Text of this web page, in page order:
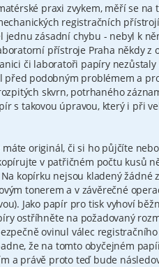
praxi zvykem, měří se
registračních
jednu zásadní chybu - nebyl k
přístroje Praha někdy
či laboratoři papíry
před podobným problémem a
skvrn, potrhaného
s takovou úpravou, který i při
máte originál, či si ho půjčíte
v patřičném počtu kusů
kopírku nejsou kladený
tonerem a v závěrečné
Jako papír pro tisk vyhoví
ostříhněte na požadovaný
ovinul válec
že na tomto obyčejném
a právě proto teď bude